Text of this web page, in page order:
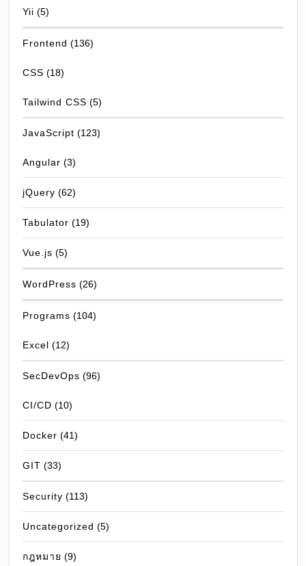
Yii (5)
Frontend (136)
CSS (18)
Tailwind CSS (5)
JavaScript (123)
Angular (3)
jQuery (62)
Tabulator (19)
Vue.js (5)
WordPress (26)
Programs (104)
Excel (12)
SecDevOps (96)
CI/CD (10)
Docker (41)
GIT (33)
Security (113)
Uncategorized (5)
กฎหมาย (9)